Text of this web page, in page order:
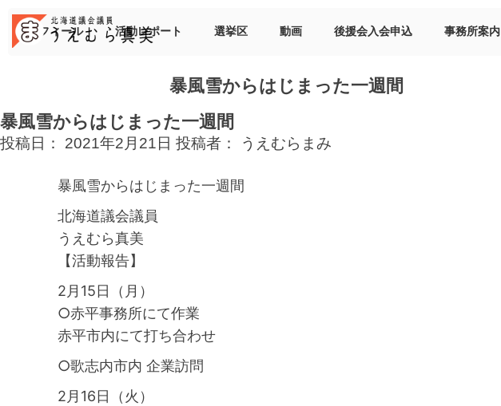
content
プロフィール 活動レポート 選挙区 動画 後援会入会申込 事務所案内
暴風雪からはじまった一週間
暴風雪からはじまった一週間
投稿日： 2021年2月21日 投稿者： うえむらまみ
暴風雪からはじまった一週間
北海道議会議員
うえむら真美
【活動報告】
2月15日（月）
○赤平事務所にて作業
赤平市内にて打ち合わせ
○歌志内市内 企業訪問
2月16日（火）